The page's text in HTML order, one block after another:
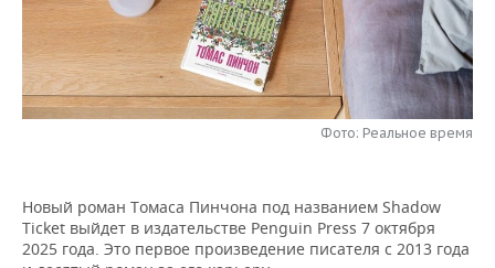
ОПК
ЭНЕРГЕТИКА
ТРАНСПОРТ
УСЛУГИ
IT
МЕДИА
НОВОСТИ МЕРОПРИЯТИЙ
ВЫЕЗДНАЯ РЕДАКЦИЯ
ОТКРЫТАЯ ЛЕКЦИЯ
СПОРТ
НОВОСТИ СПОРТА
БАСКЕТБОЛ
ОБЩЕСТВО
ИНФРАСТРУКТУРА
СПРАВОЧНИК
Фото: Реальное время
Новый роман Томаса Пинчона под названием Shadow
Ticket выйдет в издательстве Penguin Press 7 октября
2025 года. Это первое произведение писателя с 2013 года